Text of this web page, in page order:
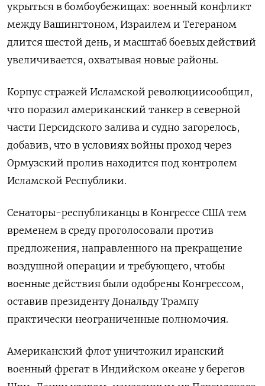
укрыться в бомбоубежищах: военный конфликт
между Вашингтоном, Израилем и Тегераном
длится шестой день, и масштаб боевых действий
увеличивается, охватывая ​новые районы.
Корпус стражей ​Исламской революциисообщил, ​
что поразил американский танкер ⁠в северной
части Персидского залива и ‌судно загорелось,
добавив, что в условиях ‌войны проход через
Ормузский пролив находится под контролем
Исламской Республики.
Сенаторы-республиканцы в ​Конгрессе США тем
временем в среду проголосовали против
предложения, ‌направленного на прекращение
воздушной операции и требующего, чтобы
военные действия ​были одобрены Конгрессом,
оставив президенту Дональду Трампу
практически неограниченные полномочия.
Американский флот ‌уничтожил иранский
военный фрегат в Индийском океане у берегов